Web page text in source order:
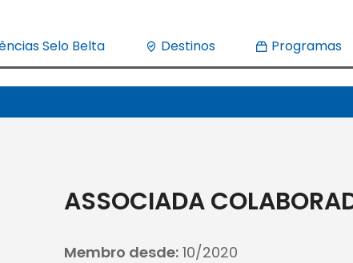
Selo Belta Destinos Programas
ASSOCIADA
Membro desde:10/2020